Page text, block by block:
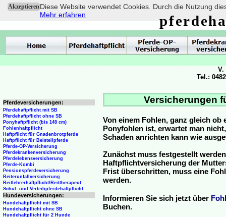
AkzeptierenDiese Website verwendet Cookies. Durch die Nutzung
Mehr erfahren
Versicherungen
Von einem Fohlen, ganz gleich ob
Ponyfohlen ist, erwartet man
Schaden anrichten kann wie
Zunächst muss festgestellt
Haftpflichtversicherung der
Frist überschritten, muss eine
werden.
Informieren Sie sich jetzt über
Buchen.
Pferdeversicherungen:
Pferdehaftpflicht mit SB
Pferdehaftpflicht ohne SB
Ponyhaftpflicht (bis 148 cm)
Fohlenhaftpflicht
Haftpflicht für Gnadenbrotpferde
Haftpflicht für Beistellpferde
Pferde-OP-Versicherung
Pferdekrankenversicherung
Pferdelebensversicherung
Pferde-Kombi
Pensionspferdeversicherung
Reiterunfallversicherung
Reitlehrerhaftpflicht/Reittherapeut
Schul- und Verleihpferdehaftpflicht
Hundeversicherungen:
Hundehaftpflicht mit SB
Hundehaftpflicht ohne SB
Hundehaftpflicht für 2 Hunde
V.
Tel.: